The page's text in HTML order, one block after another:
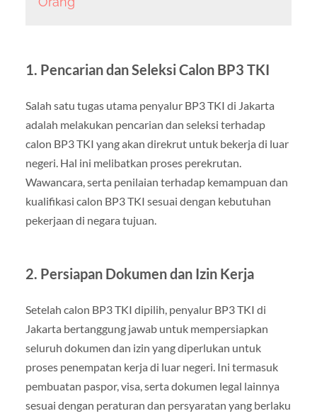
1. Pencarian dan Seleksi Calon BP3 TKI
Salah satu tugas utama penyalur BP3 TKI di Jakarta
adalah melakukan pencarian dan seleksi terhadap
calon BP3 TKI yang akan direkrut untuk bekerja di luar
negeri. Hal ini melibatkan proses perekrutan.
Wawancara, serta penilaian terhadap kemampuan dan
kualifikasi calon BP3 TKI sesuai dengan kebutuhan
pekerjaan di negara tujuan.
2. Persiapan Dokumen dan Izin Kerja
Setelah calon BP3 TKI dipilih, penyalur BP3 TKI di
Jakarta bertanggung jawab untuk mempersiapkan
seluruh dokumen dan izin yang diperlukan untuk
proses penempatan kerja di luar negeri. Ini termasuk
pembuatan paspor, visa, serta dokumen legal lainnya
sesuai dengan peraturan dan persyaratan yang berlaku